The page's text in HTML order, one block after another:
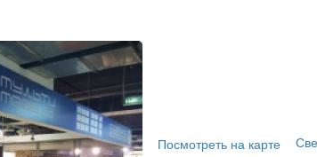
Посмотреть на карте